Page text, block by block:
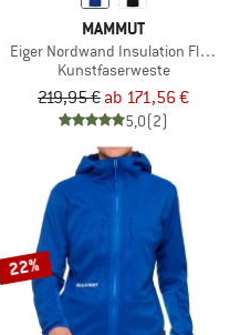
Pants
MAMMUT
Eiger Nordwand Insulation Flex Air
Kunstfaserweste
219,95 € ab 171,56 €
5,0(2)
22%